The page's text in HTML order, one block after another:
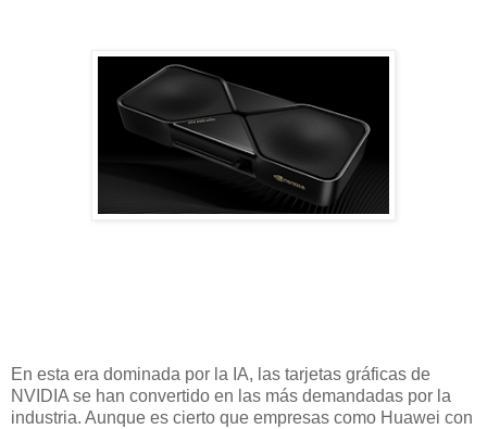
En esta era dominada por la IA, las tarjetas gráficas de
NVIDIA se han convertido en las más demandadas por la
industria. Aunque es cierto que empresas como Huawei con